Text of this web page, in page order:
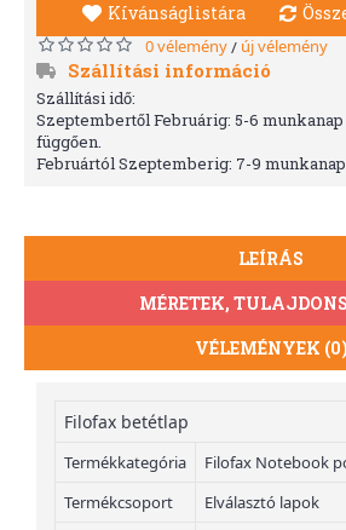
Kívánságlistára
0 vélemény/ új vélemény
Szállítási információ
Szállítási idő:
Szeptembertől Februárig: 5-6
függően.
Februártól Szeptemberig: 7-9 munkanap
LEÍRÁS
MÉRETEK,
VÉLEMÉNYEK (0)
Filofax betétlap
Termékkategória
Filofax Notebook
Termékcsoport
Elválasztó lapok